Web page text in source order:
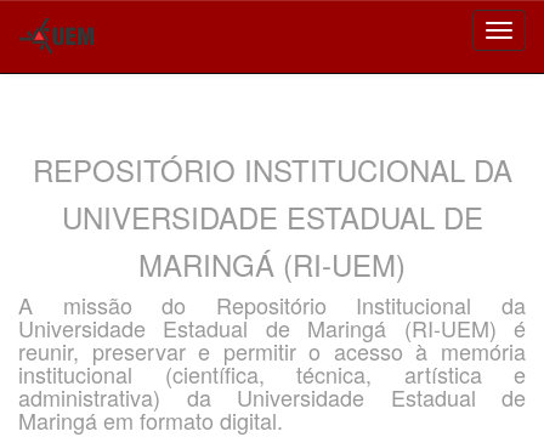
REPOSITÓRIO INSTITUCIONAL DA
UNIVERSIDADE ESTADUAL DE
MARINGÁ (RI-UEM)
A missão do Repositório Institucional da
Universidade Estadual de Maringá (RI-UEM) é
reunir, preservar e permitir o acesso à memória
institucional (científica, técnica, artística e
administrativa) da Universidade Estadual de
Maringá em formato digital.